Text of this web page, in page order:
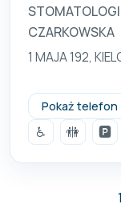
CZARKOWSKA
1 MAJA 192,
Pokaż telefon
♿
🚻 🅿️